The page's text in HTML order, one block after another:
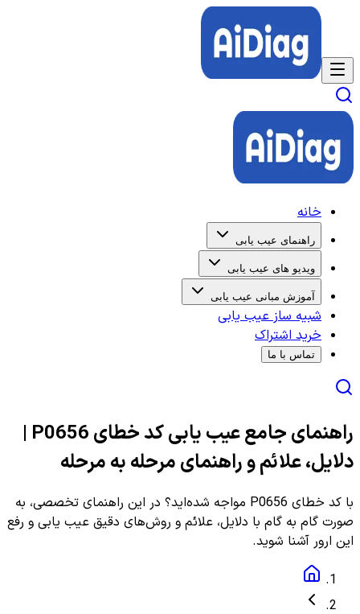
خانه
راهنمای عیب یابی
ویدیو های عیب یابی
آموزش مبانی عیب یابی
شبیه ساز عیب یابی
خرید اشتراک
تماس با ما
راهنمای جامع عیب یابی کد خطای P0656 |
دلایل، علائم و راهنمای مرحله به مرحله
با کد خطای P0656 مواجه شده‌اید؟ در این راهنمای تخصصی، به
صورت گام به گام با دلایل، علائم و روش‌های دقیق عیب یابی و رفع
این ارور آشنا شوید.